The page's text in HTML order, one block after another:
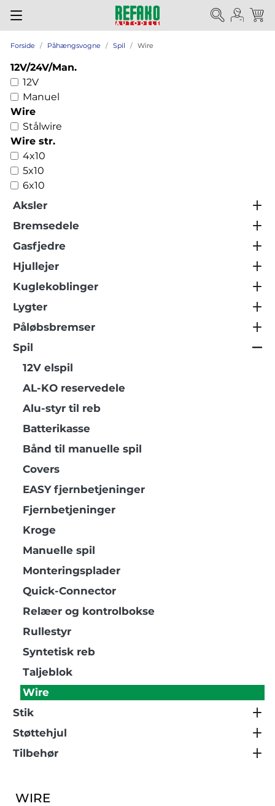
Forside Påhængsvogne Spil Wire
12V/24V/Man.
12V
Manuel
Wire
Stålwire
Wire str.
4x10
5x10
6x10
Aksler
Bremsedele
Gasfjedre
Hjullejer
Kuglekoblinger
Lygter
Påløbsbremser
Spil
12V elspil
AL-KO reservedele
Alu-styr til reb
Batterikasse
Bånd til manuelle spil
Covers
EASY fjernbetjeninger
Fjernbetjeninger
Kroge
Manuelle spil
Monteringsplader
Quick-Connector
Relæer og kontrolbokse
Rullestyr
Syntetisk reb
Taljeblok
Wire
Stik
Støttehjul
Tilbehør
WIRE